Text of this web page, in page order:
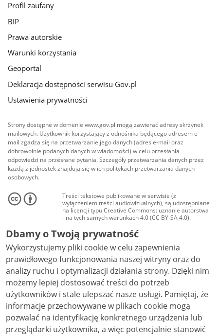
Profil zaufany
BIP
Prawa autorskie
Warunki korzystania
Geoportal
Deklaracja dostępności serwisu Gov.pl
Ustawienia prywatności
Strony dostępne w domenie www.gov.pl mogą zawierać adresy skrzynek
mailowych. Użytkownik korzystający z odnośnika będącego adresem e-
mail zgadza się na przetwarzanie jego danych (adres e-mail oraz
dobrowolnie podanych danych w wiadomości) w celu przesłania
odpowiedzi na przesłane pytania. Szczegóły przetwarzania danych przez
każdą z jednostek znajdują się w ich politykach przetwarzania danych
osobowych.
Treści tekstowe publikowane w serwisie (z
wyłączeniem treści audiowizualnych), są udostępniane
na licencji typu Creative Commons: uznanie autorstwa
- na tych samych warunkach 4.0 (CC BY-SA 4.0).
Materiały audiowizualne, w tym zdjęcia, materiały
audio i wideo, są udostępniane na licencji typu
Creative Commons: uznanie autorstwa użycie
niekomercyjne - bez utworów zależnych 4.0 (CC BY-
NC-ND 4.0), o ile nie jest to stwierdzone inaczej.
Dbamy o Twoją prywatność
Wykorzystujemy pliki cookie w celu zapewnienia
prawidłowego funkcjonowania naszej witryny oraz do
analizy ruchu i optymalizacji działania strony. Dzięki nim
możemy lepiej dostosować treści do potrzeb
użytkowników i stale ulepszać nasze usługi. Pamiętaj, że
informacje przechowywane w plikach cookie mogą
pozwalać na identyfikację konkretnego urządzenia lub
przeglądarki użytkownika, a więc potencjalnie stanowić